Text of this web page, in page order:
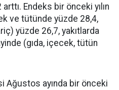
Endeks bir önceki yılın
ve tütünde yüzde 28,4,
yüzde 26,7, yakıtlarda
(gıda, içecek, tütün
Ağustos ayında bir önceki